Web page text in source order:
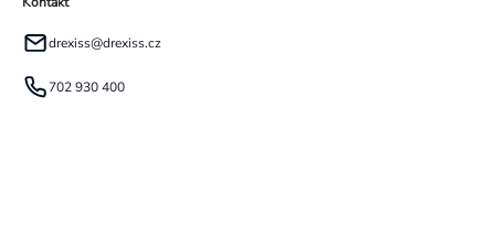
drexiss@drexiss.cz
702 930 400